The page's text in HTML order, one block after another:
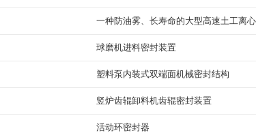
一种防油雾、长寿命的大型高速土工离
球磨机进料密封装置
塑料泵内装式双端面机械密封结构
竖炉齿辊卸料机齿辊密封装置
活动环密封器